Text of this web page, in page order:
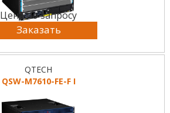
Цена по запросу
Заказать
QTECH
QSW-M7610-FE-F I